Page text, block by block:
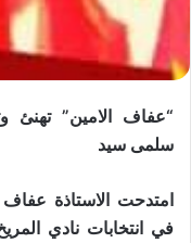
“عفاف الامين” تهنئ
سلمى سيد
امتدحت الاستاذة عفاف
في انتخابات نادي